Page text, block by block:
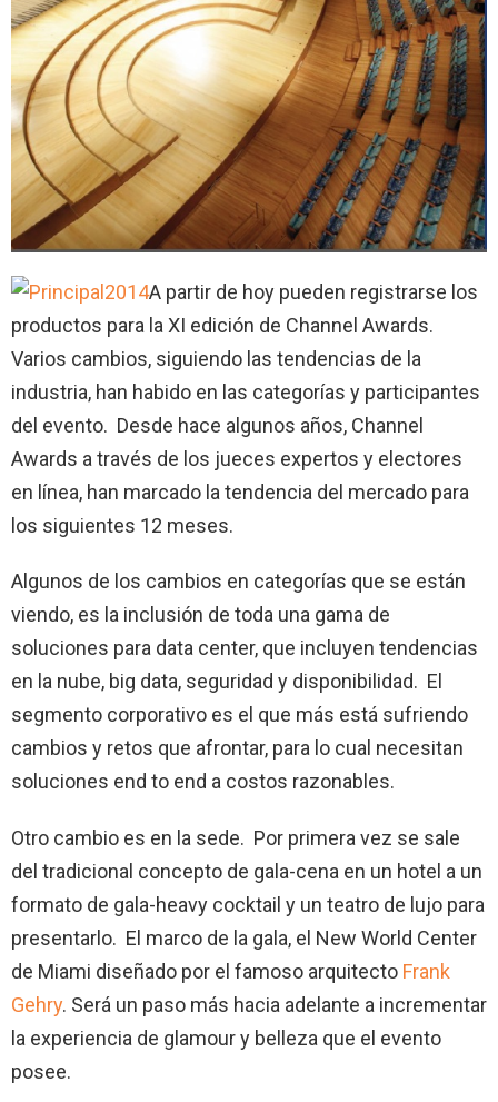
A partir de hoy pueden registrarse los
productos para la XI edición de Channel Awards.
Varios cambios, siguiendo las tendencias de la
industria, han habido en las categorías y participantes
del evento. Desde hace algunos años, Channel
Awards a través de los jueces expertos y electores
en línea, han marcado la tendencia del mercado para
los siguientes 12 meses.
Algunos de los cambios en categorías que se están
viendo, es la inclusión de toda una gama de
soluciones para data center, que incluyen tendencias
en la nube, big data, seguridad y disponibilidad. El
segmento corporativo es el que más está sufriendo
cambios y retos que afrontar, para lo cual necesitan
soluciones end to end a costos razonables.
Otro cambio es en la sede. Por primera vez se sale
del tradicional concepto de gala-cena en un hotel a un
formato de gala-heavy cocktail y un teatro de lujo para
presentarlo. El marco de la gala, el New World Center
de Miami diseñado por el famoso arquitecto Frank
Gehry. Será un paso más hacia adelante a incrementar
la experiencia de glamour y belleza que el evento
posee.